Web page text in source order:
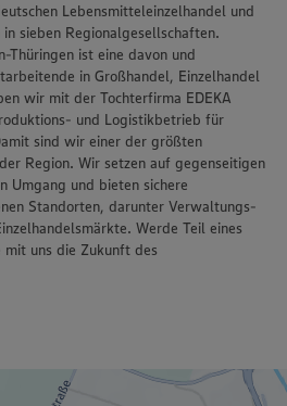
Lebensmitteleinzelhandel und
sieben Regionalgesellschaften.
Thüringen ist eine davon und
in Großhandel, Einzelhandel
wir mit der Tochterfirma EDEKA
und Logistikbetrieb für
sind wir einer der größten
Region. Wir setzen auf gegenseitigen
Umgang und bieten sichere
Standorten, darunter Verwaltungs-
Werde Teil eines
uns die Zukunft des